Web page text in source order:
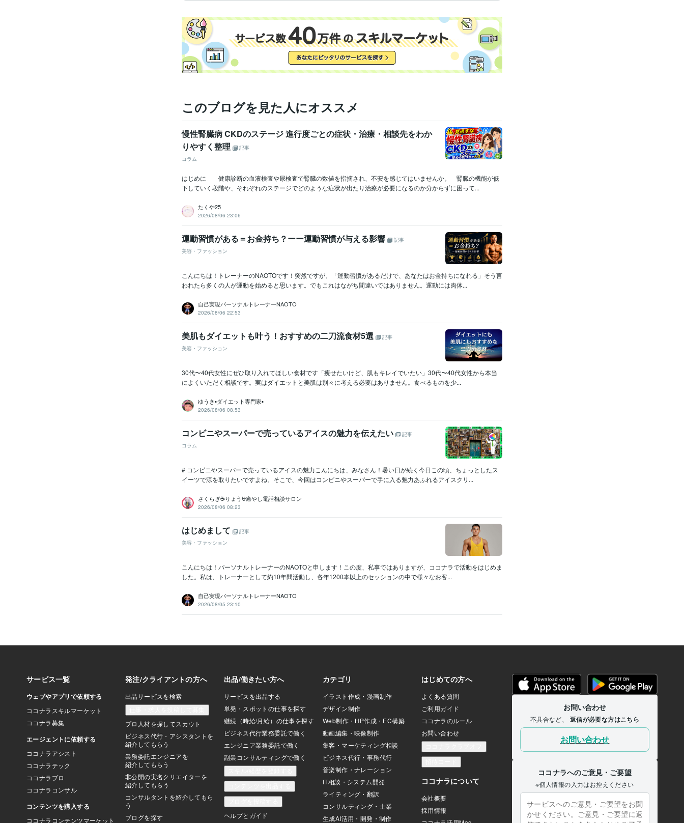
パーソナルカラーアナリスト 取得年 : 2009年
秘書技能検定3級 取得年 : 1993年
得意分野 オンラインレッスン・習い事 全米ヨガアライアンスRYT200
健康・美容
オンラインレッスン・習い事 ダイエットインストラクター
このブログを見た人にオススメ
慢性腎臓病 CKDのステージ 進行度ごとの症状・治療・相談先をわか
りやすく整理
記事
コラム
はじめに 健康診断の血液検査や尿検査で腎臓の数値を指摘され、不安を感じてはいませんか。 腎臓の機能が低
下していく段階や、それぞれのステージでどのような症状が出たり治療が必要になるのか分からずに困って...
たくや25
2026/08/06 23:06
運動習慣がある＝お金持ち？ーー運動習慣が与える影響
記事
美容・ファッション
こんにちは！トレーナーのNAOTOです！突然ですが、「運動習慣があるだけで、あなたはお金持ちになれる」そう言
われたら多くの人が運動を始めると思います。でもこれはながち間違いではありません。運動には肉体...
自己実現パーソナルトレーナーNAOTO
2026/08/06 22:53
美肌もダイエットも叶う！おすすめの二刀流食材5選
記事
美容・ファッション
30代〜40代女性にぜひ取り入れてほしい食材です「痩せたいけど、肌もキレイでいたい」30代〜40代女性から本当
によくいただく相談です。実はダイエットと美肌は別々に考える必要はありません。食べるものを少...
ゆうき▪️ダイエット専門家▪️
2026/08/06 08:53
コンビニやスーパーで売っているアイスの魅力を伝えたい
記事
コラム
# コンビニやスーパーで売っているアイスの魅力こんにちは、みなさん！暑い日が続く今日この頃、ちょっとしたス
イーツで涼を取りたいですよね。そこで、今回はコンビニやスーパーで手に入る魅力あふれるアイスクリ...
さくらぎ☕りょう⛎癒やし電話相談サロン
2026/08/06 08:23
はじめまして
記事
美容・ファッション
こんにちは！パーソナルトレーナーのNAOTOと申します！この度、私事ではありますが、ココナラで活動をはじめま
した。私は、トレーナーとして約10年間活動し、各年1200本以上のセッションの中で様々なお客...
自己実現パーソナルトレーナーNAOTO
2026/08/05 23:10